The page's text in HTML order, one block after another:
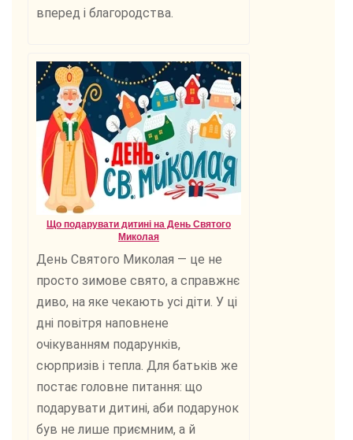
вперед і благородства.
Що подарувати дитині на День Святого
Миколая
День Святого Миколая — це не
просто зимове свято, а справжнє
диво, на яке чекають усі діти. У ці
дні повітря наповнене
очікуванням подарунків,
сюрпризів і тепла. Для батьків же
постає головне питання: що
подарувати дитині, аби подарунок
був не лише приємним, а й